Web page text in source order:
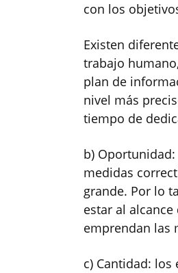
con los
Existen
trabajo
plan de
nivel más
tiempo de
b)
medidas
grande. Por lo
estar al
emprendan las
c) Cantidad: